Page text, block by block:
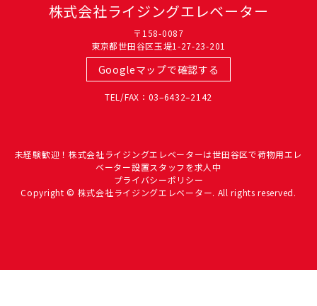
株式会社ライジングエレベーター
〒158-0087
東京都世田谷区玉堤1-27-23-201
Googleマップで確認する
TEL/FAX：03–6432–2142
未経験歓迎！株式会社ライジングエレベーターは世田谷区で荷物用エレ
ベーター設置スタッフを求人中
プライバシーポリシー
Copyright © 株式会社ライジングエレベーター. All rights reserved.